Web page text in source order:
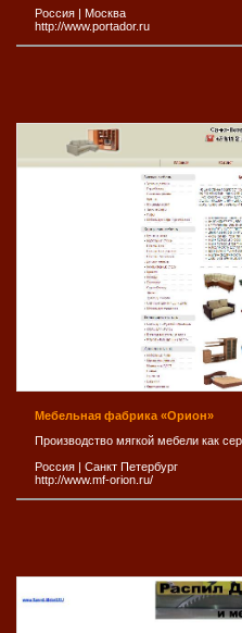
Россия
Москва
http://www.portador.ru
Мебельная фабрика «Орион»
Производство мягкой мебели как
Россия
Санкт Петербург
http://www.mf-orion.ru/